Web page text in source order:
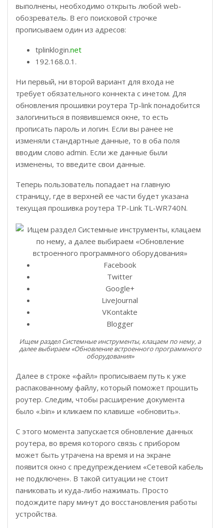
выполнены, необходимо открыть любой web-
обозреватель. В его поисковой строчке
прописываем один из адресов:
tplinklogin.net
192.168.0.1.
Ни первый, ни второй вариант для входа не
требует обязательного коннекта с инетом. Для
обновления прошивки роутера Tp-link понадобится
залогиниться в появившемся окне, то есть
прописать пароль и логин. Если вы ранее не
изменяли стандартные данные, то в оба поля
вводим слово admin. Если же данные были
изменены, то введите свои данные.
Теперь пользователь попадает на главную
страницу, где в верхней ее части будет указана
текущая прошивка роутера TP-Link TL-WR740N.
Facebook
Twitter
Google+
LiveJournal
VKontakte
Blogger
Ищем раздел Системные инструменты, клацаем по нему, а
далее выбираем «Обновление встроенного программного
оборудования»
Далее в строке «файл» прописываем путь к уже
распакованному файлу, который поможет прошить
роутер. Следим, чтобы расширение документа
было «.bin» и кликаем по клавише «обновить».
С этого момента запускается обновление данных
роутера, во время которого связь с прибором
может быть утрачена на время и на экране
появится окно с предупреждением «Сетевой кабель
не подключен». В такой ситуации не стоит
паниковать и куда-либо нажимать. Просто
подождите пару минут до восстановления работы
устройства.